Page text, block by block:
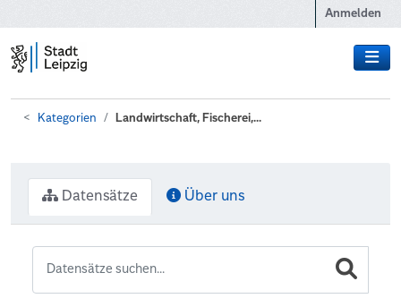
Anmelden
Kategorien Landwirtschaft, Fischerei,...
Datensätze Über uns